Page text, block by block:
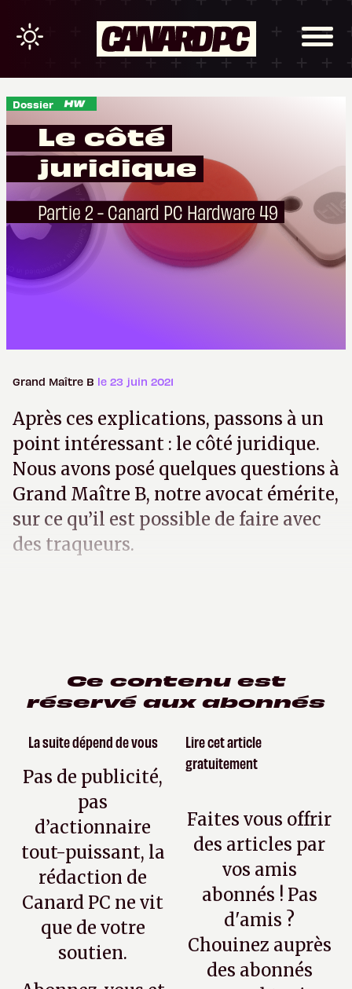
Dossier
Le côté
juridique
Partie 2 - Canard PC Hardware 49
Grand Maître B le 23 juin 2021
Après ces explications, passons à un
point intéressant : le côté juridique.
Nous avons posé quelques questions à
Grand Maître B, notre avocat émérite,
sur ce qu’il est possible de faire avec
des traqueurs.
Ce contenu est
réservé aux abonnés
La suite dépend de vous
Pas de publicité,
pas
d’actionnaire
tout-puissant, la
rédaction de
Canard PC ne vit
que de votre
soutien.
Lire cet article
gratuitement
Faites vous offrir
des articles par
vos amis
abonnés ! Pas
d'amis ?
Chouinez auprès
des abonnés